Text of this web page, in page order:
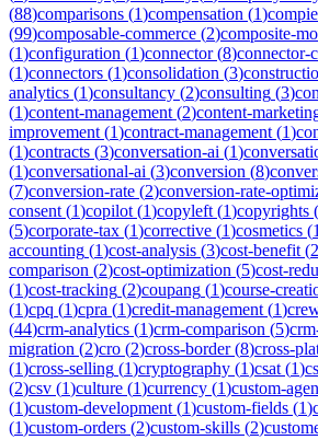
(88)comparisons (1)compensation (1)
(99)composable-commerce (2)composite-
(1)configuration (1)connector(8)connector-
(1)connectors (1)consolidation (3)
analytics (1)consultancy (2)consulting (3)
(1)content-management (2)content-
improvement (1)contract-management (1)
(1)contracts (3)conversation-ai (1)
(1)conversational-ai (3)conversion (8)
(7)conversion-rate (2)conversion-rate-
consent (1)copilot (1)copyleft (1)copyrights (
(5)corporate-tax (1)corrective (1)cosmetics (1
accounting (1)cost-analysis (3)cost-benefit (2
comparison (2)cost-optimization (5)cost-
(1)cost-tracking (2)coupang (1)course-
(1)cpq (1)cpra (1)credit-management (1)
(44)crm-analytics (1)crm-comparison (5)
migration (2)cro (2)cross-border(8)cross-
(1)cross-selling (1)cryptography (1)csat (1)
(2)csv (1)culture (1)currency (1)custom-
(1)custom-development (1)custom-fields (1)
(1)custom-orders (2)custom-skills (2)